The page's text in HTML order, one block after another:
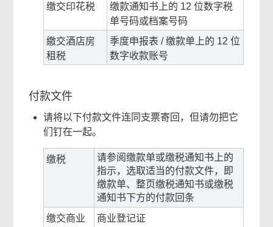
缴交印花税
缴款通知书上的 12 位数字税
单号码或档案号码
繳交酒店房
租税
季度申报表 / 缴款单上的 12 位
数字收款账号
付款文件
请将以下付款文件连同支票寄回，但请勿把它
们钉在一起。
缴税
请参阅缴款单或缴税通知书上的
指示，选取适当的付款文件，即
缴款单、整页缴税通知书或缴税
通知书下方的付款回条
缴交商业
商业登记证